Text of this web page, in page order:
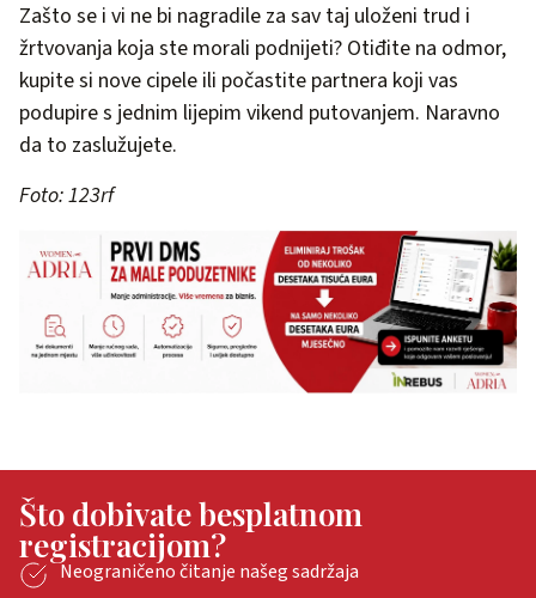
Zašto se i vi ne bi nagradile za sav taj uloženi trud i
žrtvovanja koja ste morali podnijeti? Otiđite na odmor,
kupite si nove cipele ili počastite partnera koji vas
podupire s jednim lijepim vikend putovanjem. Naravno
da to zaslužujete.
Foto: 123rf
Što dobivate besplatnom
registracijom?
Neograničeno čitanje našeg sadržaja